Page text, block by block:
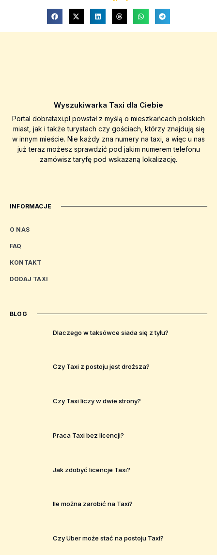
Wyszukiwarka Taxi dla Ciebie
Portal dobrataxi.pl powstał z myślą o mieszkańcach polskich
miast, jak i także turystach czy gościach, którzy znajdują się
w innym mieście. Nie każdy zna numery na taxi, a więc u nas
już teraz możesz sprawdzić pod jakim numerem telefonu
zamówisz taryfę pod wskazaną lokalizację.
INFORMACJE
O NAS
FAQ
KONTAKT
DODAJ TAXI
BLOG
Dlaczego w taksówce siada się z tyłu?
Czy Taxi z postoju jest droższa?
Czy Taxi liczy w dwie strony?
Praca Taxi bez licencji?
Jak zdobyć licencje Taxi?
Ile można zarobić na Taxi?
Czy Uber może stać na postoju Taxi?